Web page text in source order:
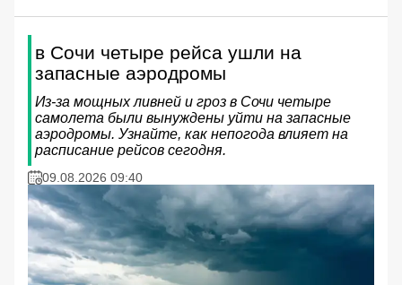
в Сочи четыре рейса ушли на
запасные аэродромы
Из-за мощных ливней и гроз в Сочи четыре
самолета были вынуждены уйти на запасные
аэродромы. Узнайте, как непогода влияет на
расписание рейсов сегодня.
09.08.2026 09:40